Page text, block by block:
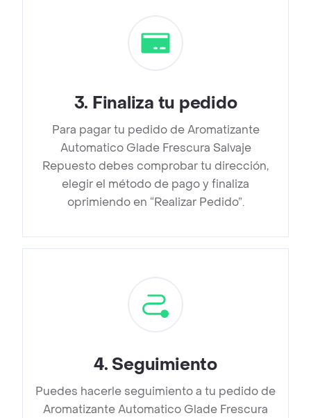
3. Finaliza tu pedido
Para pagar tu pedido de Aromatizante
Automatico Glade Frescura Salvaje
Repuesto debes comprobar tu dirección,
elegir el método de pago y finaliza
oprimiendo en “Realizar Pedido”.
4. Seguimiento
Puedes hacerle seguimiento a tu pedido de
Aromatizante Automatico Glade Frescura